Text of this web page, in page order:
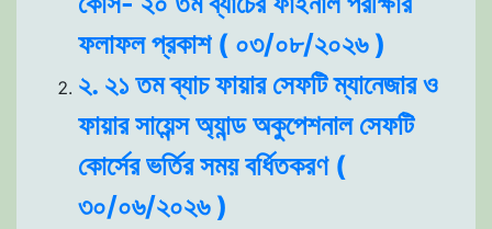
ফলাফল প্রকাশ ( ০৩/০৮/২০২৬ )
২. ২১ তম ব্যাচ ফায়ার সেফটি ম্যানেজার ও
ফায়ার সায়েন্স অ্যান্ড অকুপেশনাল সেফটি
কোর্সের ভর্তির সময় বর্ধিতকরণ (
৩০/০৬/২০২৬ )